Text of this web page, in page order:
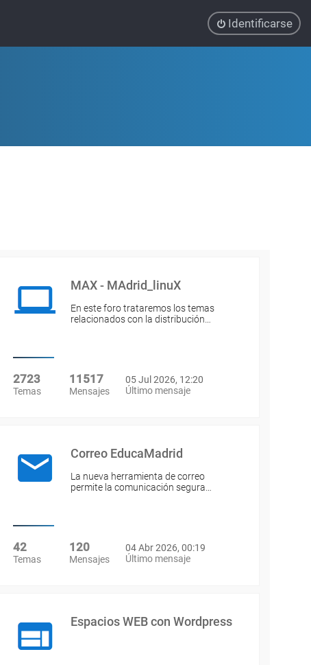
Identificarse
MAX - MAdrid_linuX
En este foro trataremos los temas
relacionados con la distribución…
2723
Temas
11517
Mensajes
05 Jul 2026, 12:20
Último mensaje
Correo EducaMadrid
La nueva herramienta de correo
permite la comunicación segura…
42
Temas
120
Mensajes
04 Abr 2026, 00:19
Último mensaje
Espacios WEB con Wordpress